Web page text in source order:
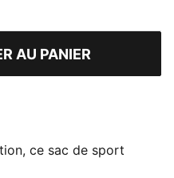
AU PANIER
ce sac de sport
tes affaires. Doté